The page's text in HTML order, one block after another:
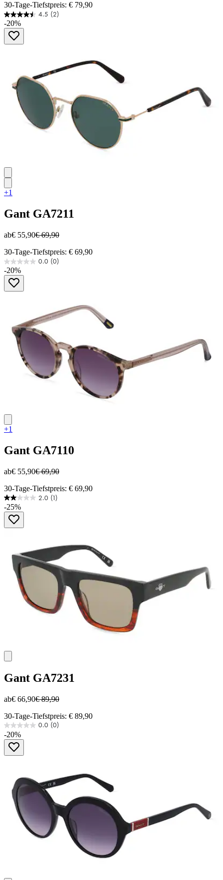
30-Tage-Tiefstpreis: € 79,90
4.5 (2)
4.5
von
Sternen.
-20%
+1
Gant GA7211
ab€ 55,90€ 69,90
30-Tage-Tiefstpreis: € 69,90
0.0 (0)
0.0
von
Sternen.
-20%
+1
Gant GA7110
ab€ 55,90€ 69,90
30-Tage-Tiefstpreis: € 69,90
2.0 (1)
2.0
von
Sternen.
-25%
Gant GA7231
ab€ 66,90€ 89,90
30-Tage-Tiefstpreis: € 89,90
0.0 (0)
0.0
von
Sternen.
-20%